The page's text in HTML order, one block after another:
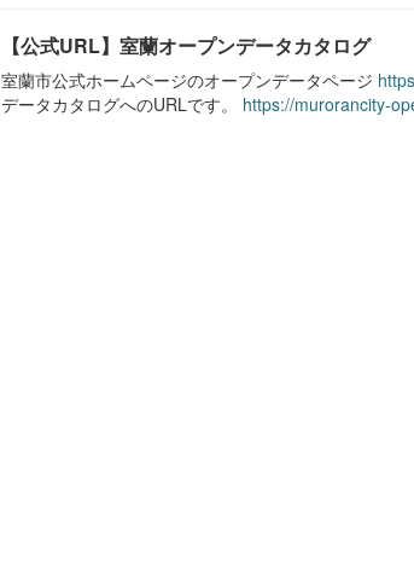
【公式URL】室蘭オープンデータカタログ
室蘭市公式ホームページのオープンデータページ
データカタログへのURLです。 https://murorancity-